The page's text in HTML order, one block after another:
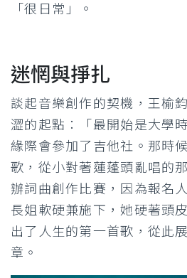
「很日常」。
迷惘與掙扎
談起音樂創作的契機，王榆
澀的起點：「最開始是大學
緣際會參加了吉他社。那時
歌，從小對著蓮蓬頭亂唱的
辦詞曲創作比賽，因為報名
長姐軟硬兼施下，她硬著頭
出了人生的第一首歌，從此
章。